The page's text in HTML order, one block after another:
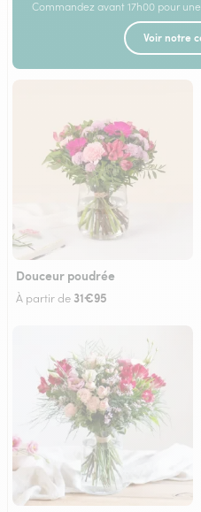
Commandez avant 17h00 pour
Voir notre
Douceur poudrée
À partir de 31€95